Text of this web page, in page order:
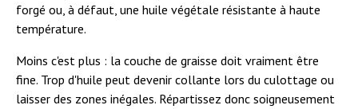
forgé ou, à défaut, une huile végétale résistante à haute
température.
Moins c'est plus : la couche de graisse doit vraiment être
fine. Trop d'huile peut devenir collante lors du culottage ou
laisser des zones inégales. Répartissez donc soigneusement